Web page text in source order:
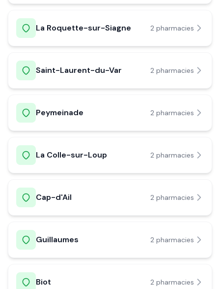
La Roquette-sur-Siagne 2 pharmacies
Saint-Laurent-du-Var 2 pharmacies
Peymeinade 2 pharmacies
La Colle-sur-Loup 2 pharmacies
Cap-d'Ail 2 pharmacies
Guillaumes 2 pharmacies
Biot 2 pharmacies